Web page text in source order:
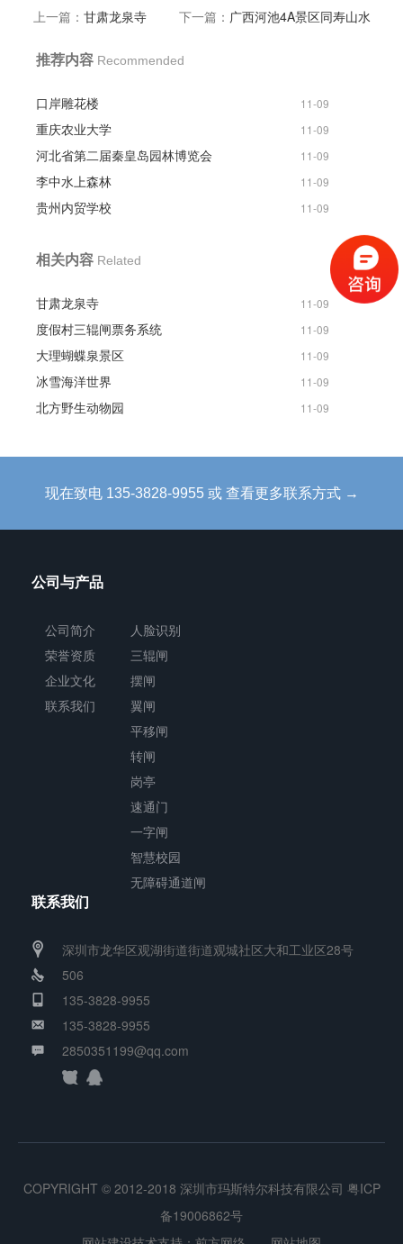
上一篇： 甘肃龙泉寺 下一篇： 广西河池4A景区同寿山水
推荐内容 Recommended
口岸雕花楼 11-09
重庆农业大学 11-09
河北省第二届秦皇岛园林博览会 11-09
李中水上森林 11-09
贵州内贸学校 11-09
相关内容 Related
甘肃龙泉寺 11-09
度假村三辊闸票务系统 11-09
大理蝴蝶泉景区 11-09
冰雪海洋世界 11-09
北方野生动物园 11-09
现在致电 135-3828-9955 或 查看更多联系方式 →
公司与产品
公司简介
荣誉资质
企业文化
联系我们
人脸识别
三辊闸
摆闸
翼闸
平移闸
转闸
岗亭
速通门
一字闸
智慧校园
无障碍通道闸
联系我们
深圳市龙华区观湖街道街道观城社区大和工业区28号
506
135-3828-9955
135-3828-9955
2850351199@qq.com
COPYRIGHT © 2012-2018 深圳市玛斯特尔科技有限公司 粤ICP
备19006862号